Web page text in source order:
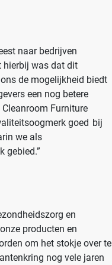
naar bedrijven
hierbij was dat dit
de mogelijkheid biedt
een nog betere
Furniture
goed bij
we als
gebied.”
en
producten en
om het stokje over te
nog vele jaren
en hygiëne